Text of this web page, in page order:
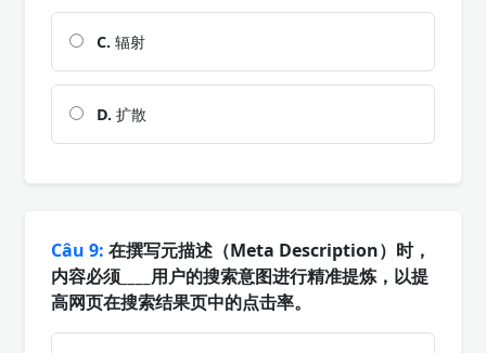
C. 辐射
D. 扩散
Câu 9: 在撰写元描述（Meta Description）时，
内容必须____用户的搜索意图进行精准提炼，以提
高网页在搜索结果页中的点击率。